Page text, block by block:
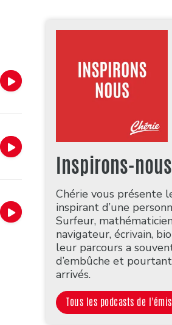
Inspirons-nous
Chérie vous présente
inspirant d’une
Surfeur,
navigateur, écrivain,
leur parcours a
d’embûche et
arrivés.
Tous les podcasts de